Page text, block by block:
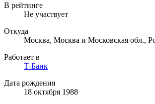
В рейтинге
Не участвует
Откуда
Москва, Москва и Московская обл.,
Работает в
Т-Банк
Дата рождения
18 октября 1988